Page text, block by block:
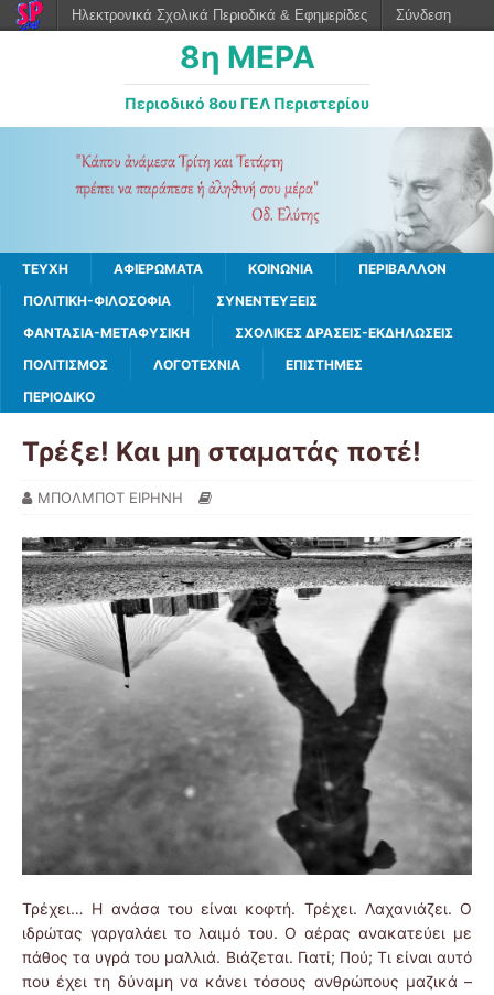
8η ΜΕΡΑ
Περιοδικό 8ου ΓΕΛ Περιστερίου
ΤΕΥΧΗ ΑΦΙΕΡΩΜΑΤΑ ΚΟΙΝΩΝΙΑ
ΠΕΡΙΒΑΛΛΟΝ
ΠΟΛΙΤΙΚΗ-ΦΙΛΟΣΟΦΙΑ
ΣΥΝΕΝΤΕΥΞΕΙΣ
ΦΑΝΤΑΣΙΑ-ΜΕΤΑΦΥΣΙΚΗ
ΣΧΟΛΙΚΕΣ ΔΡΑΣΕΙΣ-ΕΚΔΗΛΩΣΕΙΣ
ΠΟΛΙΤΙΣΜΟΣ
ΛΟΓΟΤΕΧΝΙΑ
ΕΠΙΣΤΗΜΕΣ
ΠΕΡΙΟΔΙΚΟ
Τρέξε! Και μη σταματάς ποτέ!
ΜΠΟΛΜΠΟΤ ΕΙΡΗΝΗ
Τρέχει… Η ανάσα του είναι κοφτή. Τρέχει. Λαχανιάζει. Ο
ιδρώτας γαργαλάει το λαιμό του. Ο αέρας ανακατεύει με
πάθος τα υγρά του μαλλιά. Βιάζεται. Γιατί; Πού; Τι είναι αυτό
που έχει τη δύναμη να κάνει τόσους ανθρώπους μαζικά –
Ηλεκτρονικά Σχολικά Περιοδικά & Εφημερίδες Σύνδεση